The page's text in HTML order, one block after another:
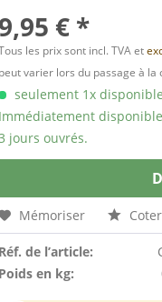
9,95 € *
les prix sont incl. TVA et
peut varier lors du passage à la
seulement 1x
Immédiatement
jours ouvrés.
Mémoriser Coter
Réf. de l’article:
Poids en kg: